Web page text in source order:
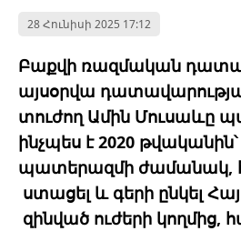
28 Հունիսի 2025 17:12
Բաքվի ռազմական
այսօրվա
տուժող Ամին Մուսաևը
ինչպես է 2020
պատերազմի ժամանակ,
ստացել և գերի ընկել
զինված ուժերի կողմից,